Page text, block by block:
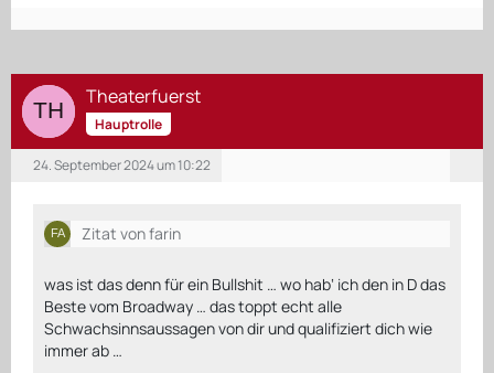
Theaterfuerst
Hauptrolle
24. September 2024 um 10:22
Zitat von farin
was ist das denn für ein Bullshit … wo hab‘ ich den in D das
Beste vom Broadway … das toppt echt alle
Schwachsinnsaussagen von dir und qualifiziert dich wie
immer ab …